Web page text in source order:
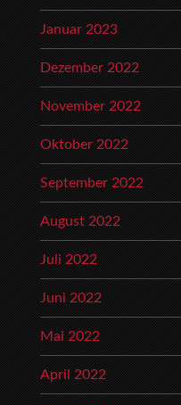
Januar 2023
Dezember 2022
November 2022
Oktober 2022
September 2022
August 2022
Juli 2022
Juni 2022
Mai 2022
April 2022